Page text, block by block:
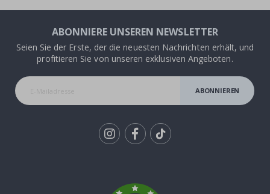
ABONNIERE UNSEREN NEWSLETTER
Seien Sie der Erste, der die neuesten Nachrichten erhält, und
profitieren Sie von unseren exklusiven Angeboten.
ABONNIEREN